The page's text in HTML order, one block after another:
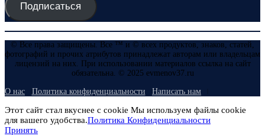
Подписаться
© Все права защищены. Все ™ и © всех продуктов, знаков, статей,
фотографий и прочих атрибутов принадлежат авторам или владельцам
лицензий на них. При использовании материалов ссылка на сайт
обязательна. © 2025 evmenov37.ru
О нас Политика конфиденциальности Написать нам
Этот сайт стал вкуснее с cookie Мы используем файлы cookie
для вашего удобства.Политика Конфиденциальности
Принять